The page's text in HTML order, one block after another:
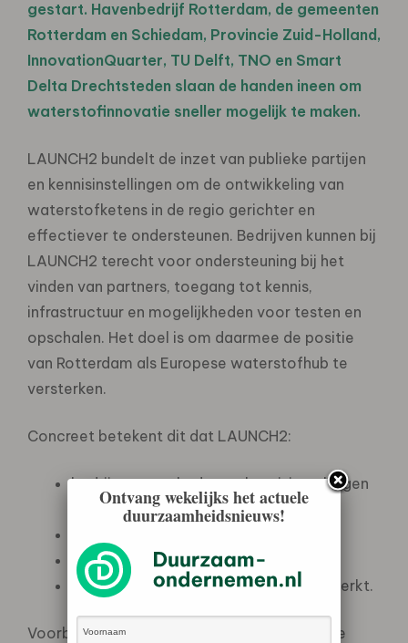
gestart. Havenbedrijf Rotterdam, de gemeenten
Rotterdam en Schiedam, Provincie Zuid-Holland,
InnovationQuarter, TU Delft, TNO en Smart
Delta Drechtsteden slaan de handen ineen om
waterstofinnovatie sneller mogelijk te maken.
LAUNCH2 bundelt de inzet van publieke partijen
en kennisinstellingen om de ontwikkeling van
waterstofketens in de regio gerichter en
effectiever te ondersteunen. Bedrijven kunnen bij
LAUNCH2 terecht voor ondersteuning bij het
vinden van partners, toegang tot kennis,
infrastructuur en mogelijkheden voor testen en
opschalen. Het doel is om daarmee de positie
van Rotterdam als Europese waterstofhub te
versterken.
Concreet betekent dit dat LAUNCH2:
bedrijven, overheden en kennisinstellingen
verbindt;
kennis en contacten deelt;
het regionale waterstofnetwerk versterkt.
Voorbeelden van initiatieven die binnen deze
Ontvang wekelijks het actuele
duurzaamheidsnieuws!